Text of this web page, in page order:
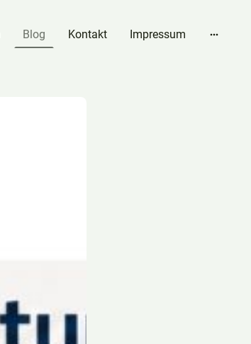
Blog Kontakt Impressum